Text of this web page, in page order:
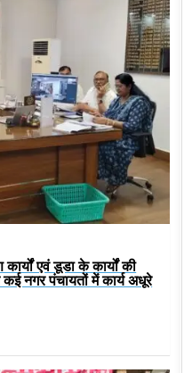
एवं डूडा के कार्यों की
कई नगर पंचायतों में कार्य अधूरे